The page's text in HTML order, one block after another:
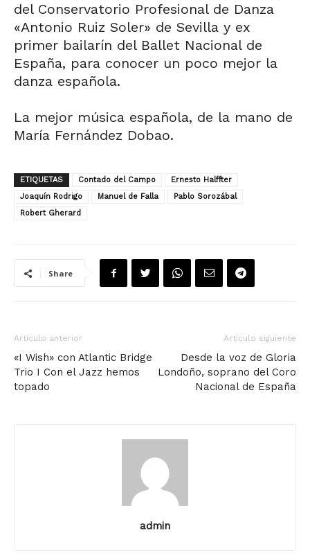
del Conservatorio Profesional de Danza
«Antonio Ruiz Soler» de Sevilla y ex
primer bailarín del Ballet Nacional de
España, para conocer un poco mejor la
danza española.
La mejor música española, de la mano de
María Fernández Dobao.
ETIQUETAS Contado del Campo
Ernesto Halffter
Joaquín Rodrigo
Manuel de Falla
Pablo Sorozábal
Robert Gherard
Share
Artículo anterior
«I Wish» con Atlantic Bridge
Trio I Con el Jazz hemos
topado
Artículo siguiente
Desde la voz de Gloria
Londoño, soprano del Coro
Nacional de España
admin